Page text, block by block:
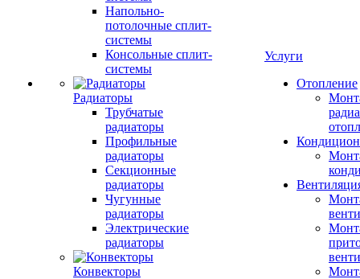
Напольно-
потолочные сплит-
системы
Консольные сплит-
системы
Радиаторы
Трубчатые
радиаторы
Профильные
радиаторы
Секционные
радиаторы
Чугунные
радиаторы
Электрические
радиаторы
Конвекторы
Услуги
Отопление